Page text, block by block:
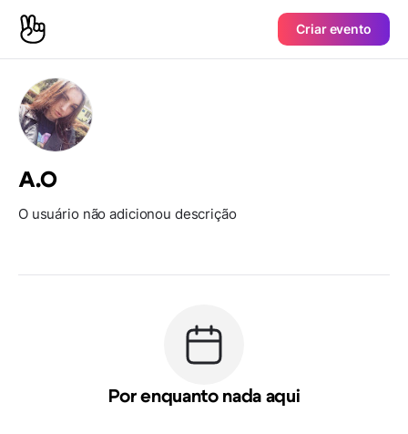
Criar evento
А.О
O usuário não adicionou descrição
Por enquanto nada aqui